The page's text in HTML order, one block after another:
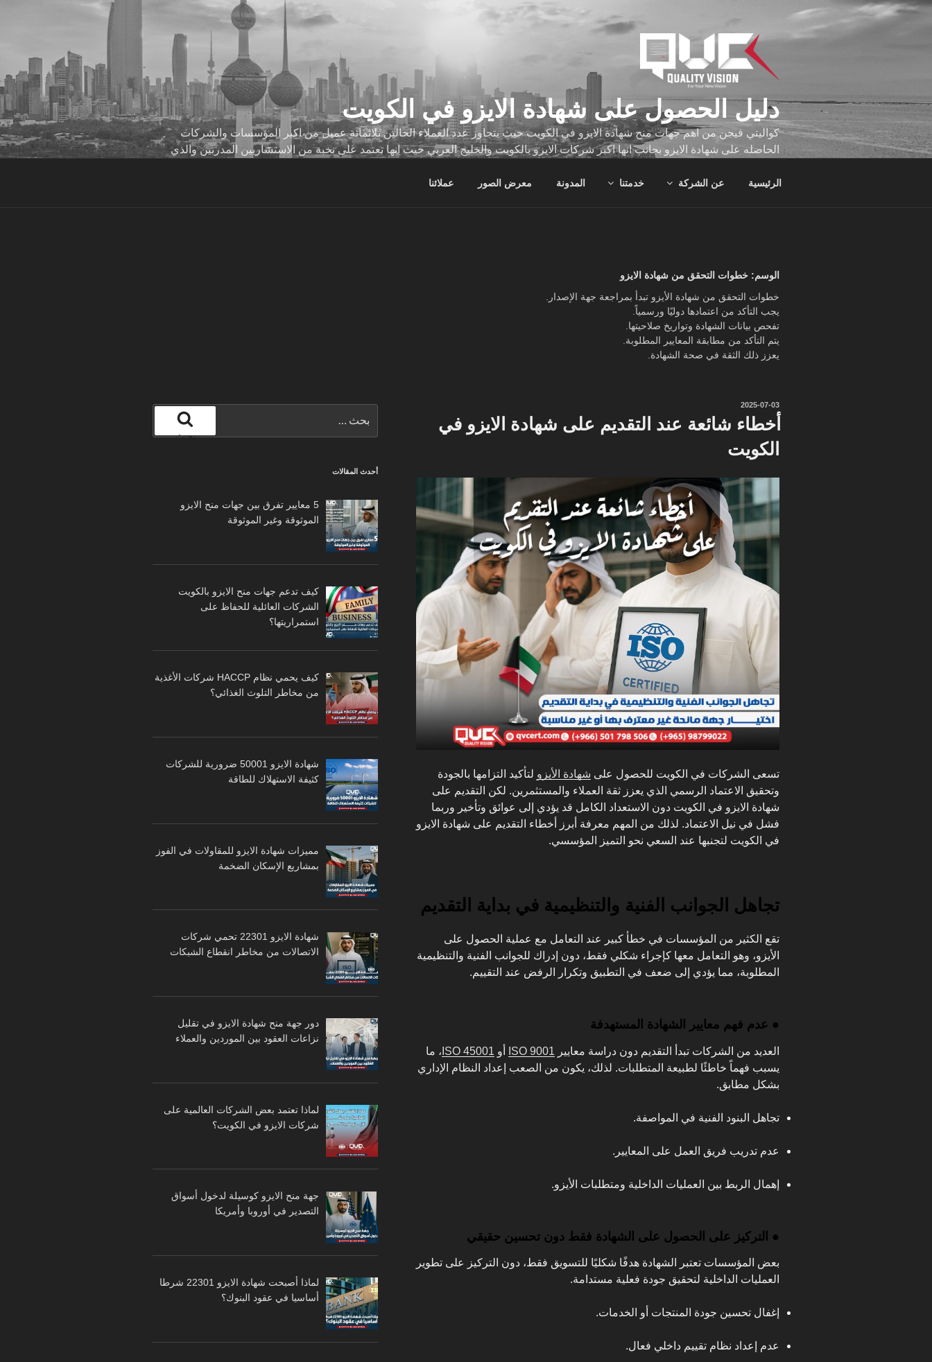
التجاوز
دليل الحصول على شهادة الايزو في الكويت
كواليتي فيجن من اهم جهات منح شهادة الايزو في الكويت حيث يتجاوز عدد العملاء الحالين ثلاثمائة عميل من اكبر المؤسسات والشركات
الحاصله على شهادة الايزو بجانب انها اكبر شركات الايزو بالكويت والخليج العربي حيث انها تعتمد على نخبة من الاستشاريين المدربين والذي
الرئيسية عن الشركة خدمتنا المدونة معرض الصور عملائنا
الوسم: خطوات التحقق من شهادة الايزو
خطوات التحقق من شهادة الأيزو تبدأ بمراجعة جهة الإصدار.
يجب التأكد من اعتمادها دوليًا ورسمياً.
تفحص بيانات الشهادة وتواريخ صلاحيتها.
يتم التأكد من مطابقة المعايير المطلوبة.
يعزز ذلك الثقة في صحة الشهادة.
نُشر
في
2025-07-03
أخطاء شائعة عند التقديم على شهادة الايزو في
الكويت
تسعى الشركات في الكويت للحصول على شهادة الأيزو لتأكيد التزامها بالجودة
وتحقيق الاعتماد الرسمي الذي يعزز ثقة العملاء والمستثمرين. لكن التقديم على
شهادة الايزو في الكويت دون الاستعداد الكامل قد يؤدي إلى عوائق وتأخير وربما
فشل في نيل الاعتماد. لذلك من المهم معرفة أبرز أخطاء التقديم على شهادة الايزو
في الكويت لتجنبها عند السعي نحو التميز المؤسسي.
تجاهل الجوانب الفنية والتنظيمية في بداية التقديم
تقع الكثير من المؤسسات في خطأ كبير عند التعامل مع عملية الحصول على
الأيزو، وهو التعامل معها كإجراء شكلي فقط، دون إدراك للجوانب الفنية والتنظيمية
المطلوبة، مما يؤدي إلى ضعف في التطبيق وتكرار الرفض عند التقييم.
● عدم فهم معايير الشهادة المستهدفة
العديد من الشركات تبدأ التقديم دون دراسة معايير ISO 9001 أو ISO 45001 ، ما
يسبب فهماً خاطئًا لطبيعة المتطلبات. لذلك، يكون من الصعب إعداد النظام الإداري
بشكل مطابق.
تجاهل البنود الفنية في المواصفة.
عدم تدريب فريق العمل على المعايير.
إهمال الربط بين العمليات الداخلية ومتطلبات الأيزو.
● التركيز على الحصول على الشهادة فقط دون تحسين حقيقي
بعض المؤسسات تعتبر الشهادة هدفًا شكليًا للتسويق فقط، دون التركيز على تطوير
العمليات الداخلية لتحقيق جودة فعلية مستدامة.
إغفال تحسين جودة المنتجات أو الخدمات.
عدم إعداد نظام تقييم داخلي فعال.
عن:
بحث
أحدث المقالات
5 معايير تفرق بين جهات منح الايزو
الموثوقة وغير الموثوقة
كيف تدعم جهات منح الايزو بالكويت
الشركات العائلية للحفاظ على
استمراريتها؟
كيف يحمي نظام HACCP شركات الأغذية
من مخاطر التلوث الغذائي؟
شهادة الايزو 50001 ضرورية للشركات
كثيفة الاستهلاك للطاقة
مميزات شهادة الايزو للمقاولات في الفوز
بمشاريع الإسكان الضخمة
شهادة الايزو 22301 تحمي شركات
الاتصالات من مخاطر انقطاع الشبكات
دور جهة منح شهادة الايزو في تقليل
نزاعات العقود بين الموردين والعملاء
لماذا تعتمد بعض الشركات العالمية على
شركات الايزو في الكويت؟
جهة منح الايزو كوسيلة لدخول أسواق
التصدير في أوروبا وأمريكا
لماذا أصبحت شهادة الايزو 22301 شرطا
أساسيا في عقود البنوك؟